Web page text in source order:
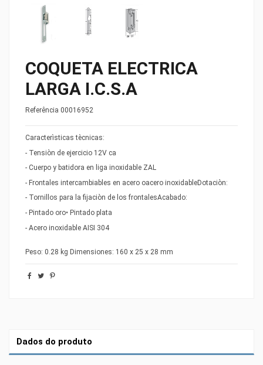
COQUETA ELECTRICA
LARGA I.C.S.A
Referência 00016952
Caracterìsticas tècnicas:
- Tensiòn de ejercicio 12V ca
- Cuerpo y batidora en liga inoxidable ZAL
- Frontales intercambiables en acero oacero inoxidableDotaciòn:
- Tornillos para la fijaciòn de los frontalesAcabado:
- Pintado oro• Pintado plata
- Acero inoxidable AISI 304
Peso: 0.28 kg Dimensiones: 160 x 25 x 28 mm
Dados do produto